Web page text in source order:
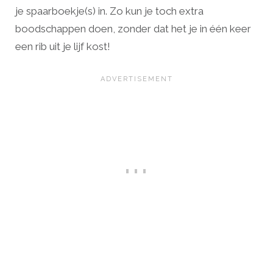
je spaarboekje(s) in. Zo kun je toch extra
boodschappen doen, zonder dat het je in één keer
een rib uit je lijf kost!